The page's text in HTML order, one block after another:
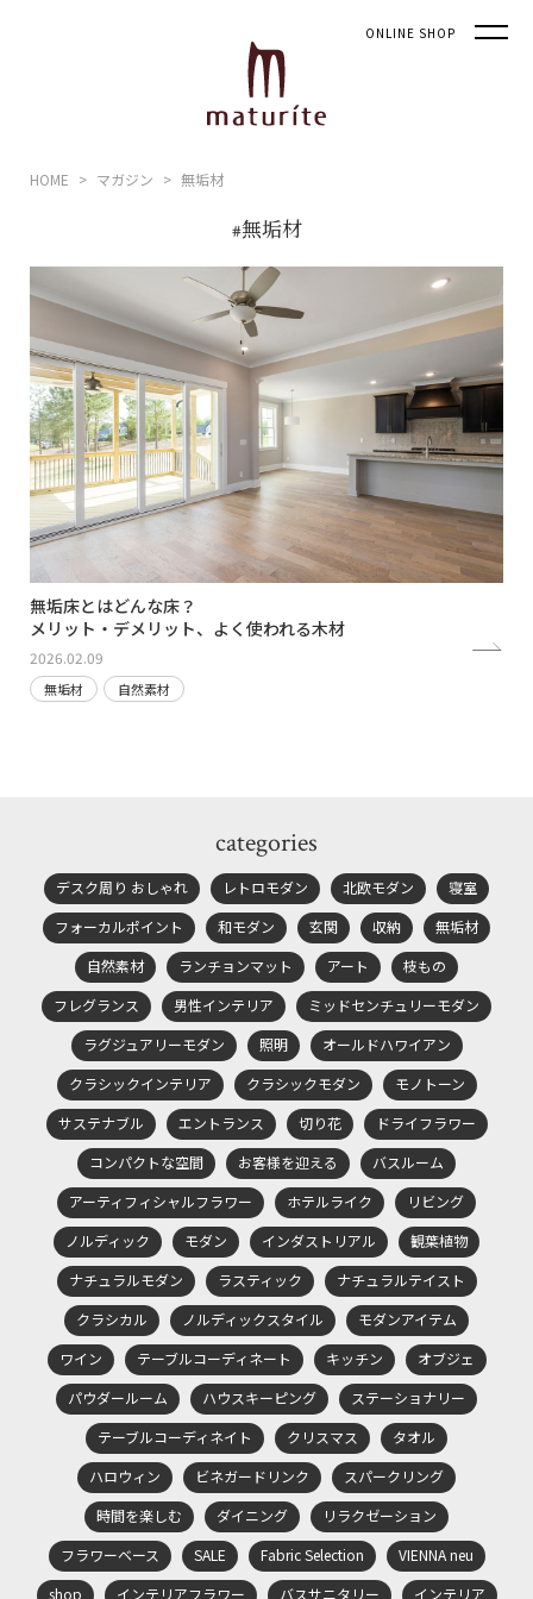
ONLINE SHOP
HOME マガジン 無垢材
#無垢材
無垢床とはどんな床？
メリット・デメリット、よく使われる木材
2026.02.09
無垢材 自然素材
categories
デスク周り おしゃれ レトロモダン 北欧モダン
寝室
フォーカルポイント
和モダン 玄関 収納
無垢材
自然素材
ランチョンマット アート
枝もの
フレグランス
男性インテリア
ミッドセンチュリーモダン
ラグジュアリーモダン
照明
オールドハワイアン
クラシックインテリア
クラシックモダン
モノトーン
サステナブル
エントランス 切り花
ドライフラワー
コンパクトな空間
お客様を迎える
バスルーム
アーティフィシャルフラワー
ホテルライク
リビング
ノルディック
モダン インダストリアル
観葉植物
ナチュラルモダン
ラスティック
ナチュラルテイスト
クラシカル
ノルディックスタイル
モダンアイテム
ワイン
テーブルコーディネート キッチン
オブジェ
パウダールーム
ハウスキーピング
ステーショナリー
テーブルコーディネイト
クリスマス
タオル
ハロウィン
ビネガードリンク
スパークリング
時間を楽しむ
ダイニング
リラクゼーション
フラワーベース
SALE Fabric Selection
VIENNA neu
shop
インテリアフラワー バスサニタリー インテリア